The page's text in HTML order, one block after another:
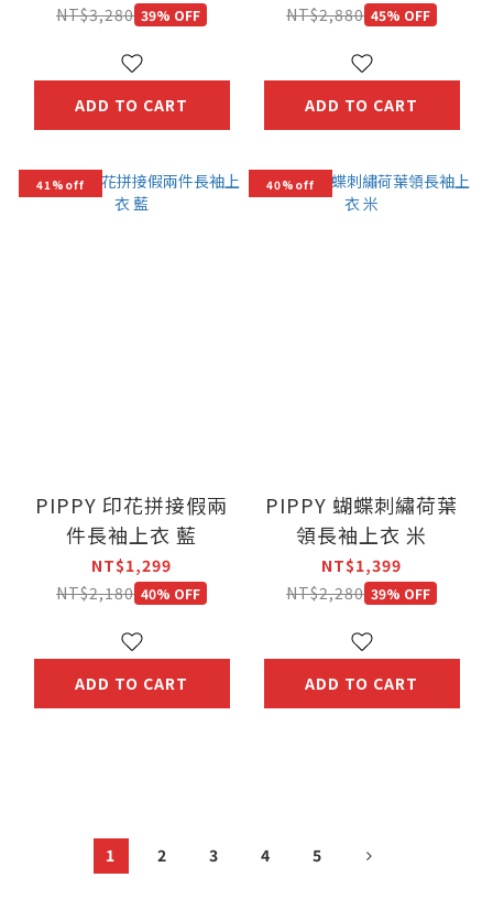
NT$3,280 39% OFF
ADD TO CART
NT$2,880 45% OFF
ADD TO CART
41%off
PIPPY 印花拼接假兩
件長袖上衣 藍
NT$1,299
NT$2,180 40% OFF
ADD TO CART
40%off
PIPPY 蝴蝶刺繡荷葉
領長袖上衣 米
NT$1,399
NT$2,280 39% OFF
ADD TO CART
1 2 3 4 5